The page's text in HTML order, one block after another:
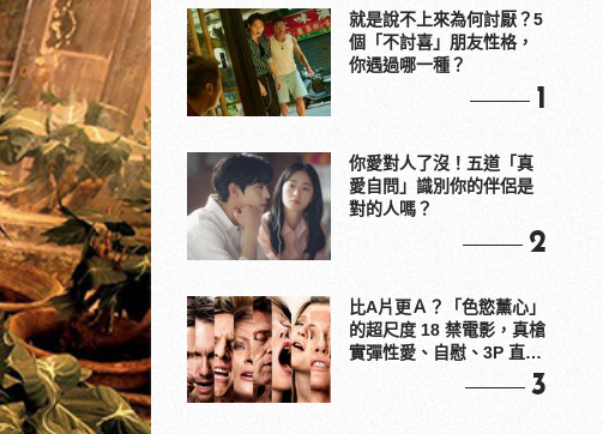
就是說不上來為何討厭？5
個「不討喜」朋友性格，
你遇過哪一種？
1
你愛對人了沒！五道「真
愛自問」識別你的伴侶是
對的人嗎？
2
比A片更Ａ？「色慾薰心」
的超尺度 18 禁電影，真槍
實彈性愛、自慰、3P 直接
3